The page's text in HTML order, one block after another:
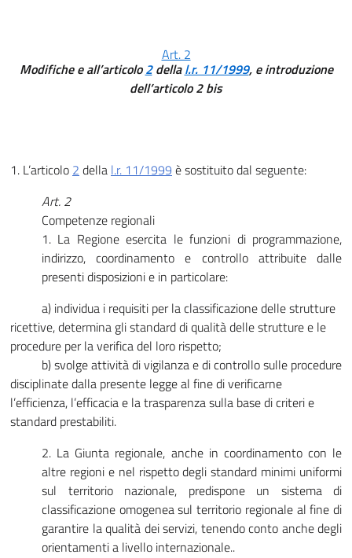
Art. 2
Modifiche e all’articolo2dellal.r. 11/1999, e introduzione
dell’articolo 2 bis
1. L’articolo 2 della l.r. 11/1999 è sostituito dal seguente:
Art. 2
Competenze regionali
1. La Regione esercita le funzioni di programmazione,
indirizzo, coordinamento e controllo attribuite dalle
presenti disposizioni e in particolare:
a) individua i requisiti per la classificazione delle strutture
ricettive, determina gli standard di qualità delle strutture e le
procedure per la verifica del loro rispetto;
b) svolge attività di vigilanza e di controllo sulle procedure
disciplinate dalla presente legge al fine di verificarne
l’efficienza, l’efficacia e la trasparenza sulla base di criteri e
standard prestabiliti.
2. La Giunta regionale, anche in coordinamento con le
altre regioni e nel rispetto degli standard minimi uniformi
sul territorio nazionale, predispone un sistema di
classificazione omogenea sul territorio regionale al fine di
garantire la qualità dei servizi, tenendo conto anche degli
orientamenti a livello internazionale..